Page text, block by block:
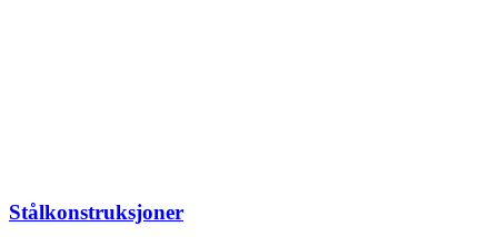
Stålkonstruksjoner